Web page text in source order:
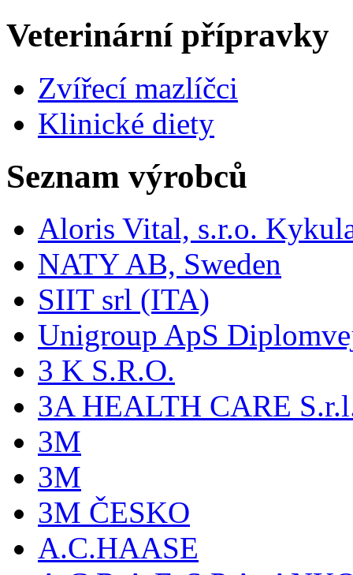
Veterinární přípravky
Zvířecí mazlíčci
Klinické diety
Seznam výrobců
Aloris Vital, s.r.o.
NATY AB, Sweden
SIIT srl (ITA)
Unigroup ApS
3 K S.R.O.
3A HEALTH CARE
3M
3M
3M ČESKO
A.C.HAASE